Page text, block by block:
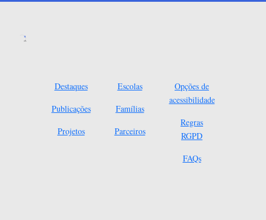
Destaques
Publicações
Projetos
Escolas
Famílias
Parceiros
Opções de
acessibilidade
Regras
RGPD
FAQs